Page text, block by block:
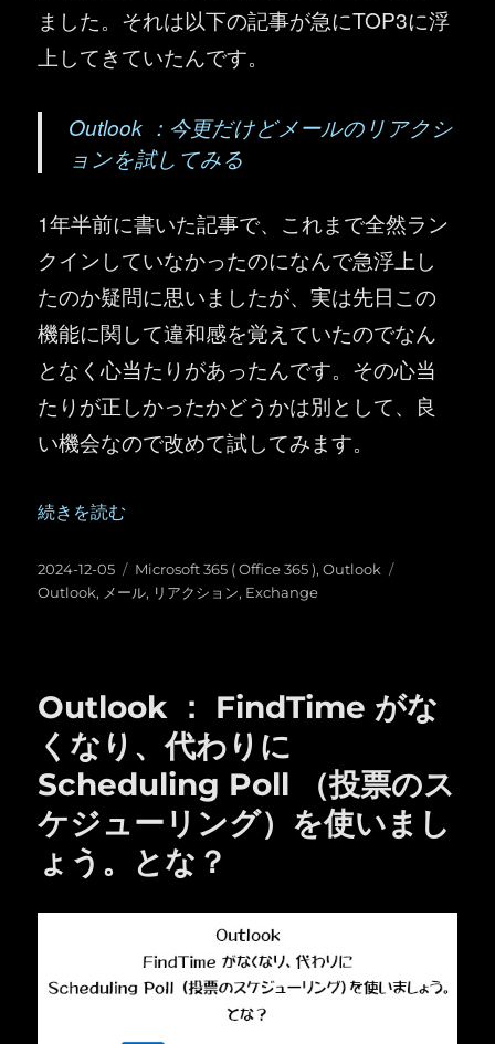
ました。それは以下の記事が急にTOP3に浮
上してきていたんです。
Outlook ：今更だけどメールのリアクシ
ョンを試してみる
1年半前に書いた記事で、これまで全然ラン
クインしていなかったのになんで急浮上し
たのか疑問に思いましたが、実は先日この
機能に関して違和感を覚えていたのでなん
となく心当たりがあったんです。その心当
たりが正しかったかどうかは別として、良
い機会なので改めて試してみます。
“Outlook ：メールのリアクションを改めて試してみたら
続きを読む
投
稿
2024-12-05
カ
テ
Microsoft 365 ( Office 365 ),Outlook
Outlook, メール, リアクション, Exchange
Outlook ： FindTime がな
くなり、代わりに
Scheduling Poll （投票のス
ケジューリング）を使いまし
ょう。とな？